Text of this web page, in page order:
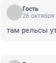
Гость
26 октября
там рельсы